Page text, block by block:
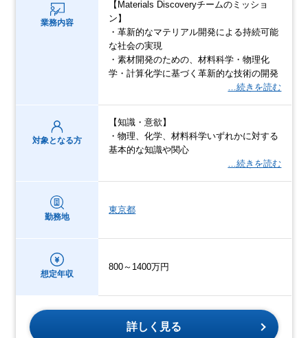
業務内容
【Materials Discoveryチームのミッショ
ン】
・革新的なマテリアル開発による持続可能
な社会の実現
・素材開発のための、材料科学・物理化
学・計算化学に基づく革新的な技術の開発
…続きを読む
対象となる方
【知識・意欲】
・物理、化学、材料科学いずれかに対する
基本的な知識や関心
…続きを読む
勤務地
東京都
想定年収
800～1400万円
詳しく見る